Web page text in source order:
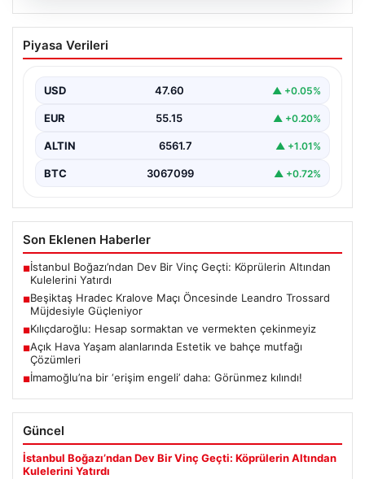
04.08.2026
İmamoğlu’na bir ‘erişim engeli’ daha:
Görünmez kılındı!
Alemde Gösterilmez Oldu!", "content": "İstanbul
Büyükşehir…
Piyasa Verileri
USD 47.60 ▲ +0.05%
EUR 55.15 ▲ +0.20%
ALTIN 6561.7 ▲ +1.01%
BTC 3067099 ▲ +0.72%
Son Eklenen Haberler
■İstanbul Boğazı’ndan Dev Bir Vinç Geçti: Köprülerin Altından
Kulelerini Yatırdı
■Beşiktaş Hradec Kralove Maçı Öncesinde Leandro Trossard
Müjdesiyle Güçleniyor
■Kılıçdaroğlu: Hesap sormaktan ve vermekten çekinmeyiz
■Açık Hava Yaşam alanlarında Estetik ve bahçe mutfağı
Çözümleri
■İmamoğlu’na bir ‘erişim engeli’ daha: Görünmez kılındı!
Güncel
İstanbul Boğazı’ndan Dev Bir Vinç Geçti: Köprülerin Altından
Kulelerini Yatırdı